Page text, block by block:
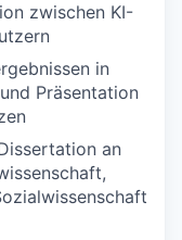
zwischen KI-
in
Präsentation
an